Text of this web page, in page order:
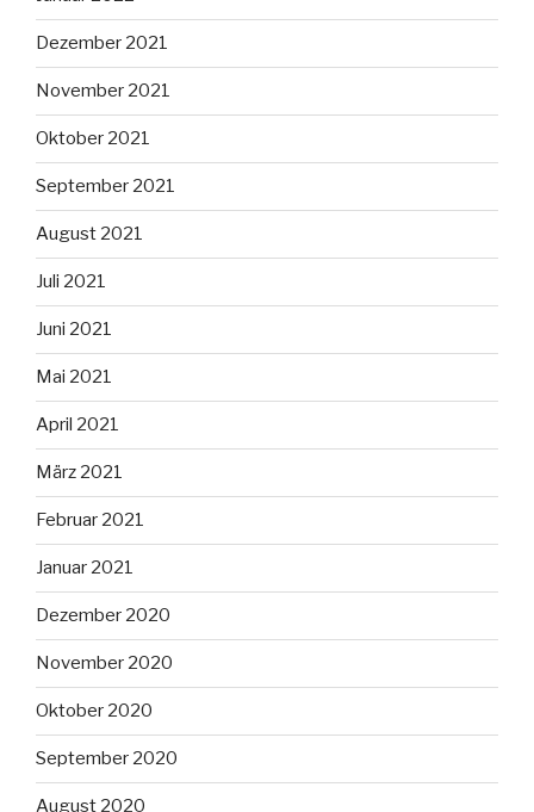
Dezember 2021
November 2021
Oktober 2021
September 2021
August 2021
Juli 2021
Juni 2021
Mai 2021
April 2021
März 2021
Februar 2021
Januar 2021
Dezember 2020
November 2020
Oktober 2020
September 2020
August 2020